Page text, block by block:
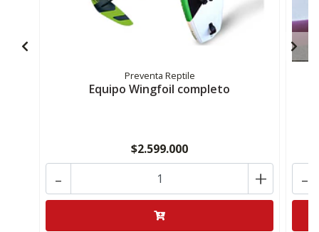
Preventa Reptile
Equipo Wingfoil completo
$2.599.000
+
- -